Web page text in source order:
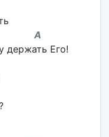
A
держать Его!